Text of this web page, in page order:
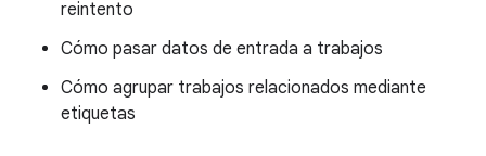
reintento
Cómo pasar datos de entrada a trabajos
Cómo agrupar trabajos relacionados mediante
etiquetas